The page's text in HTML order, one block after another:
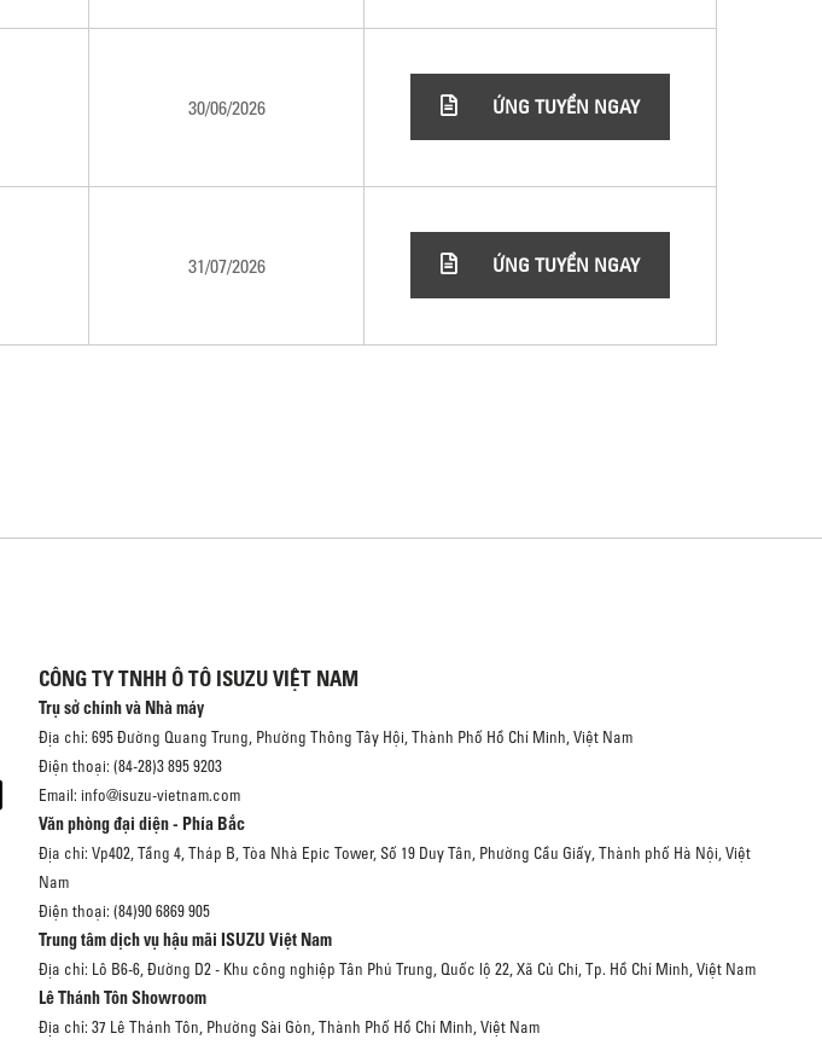
30/06/2026 ỨNG TUYỂN NGAY
31/07/2026 ỨNG TUYỂN NGAY
CÔNG TY TNHH Ô TÔ ISUZU VIỆT NAM
Trụ sở chính và Nhà máy
Địa chỉ: 695 Đường Quang Trung, Phường Thông Tây Hội, Thành Phố Hồ Chí Minh, Việt Nam
Điện thoại: (84-28)3 895 9203
Email: info@isuzu-vietnam.com
Văn phòng đại diện - Phía Bắc
Địa chỉ: Vp402, Tầng 4, Tháp B, Tòa Nhà Epic Tower, Số 19 Duy Tân, Phường Cầu Giấy, Thành phố Hà Nội, Việt
Nam
Điện thoại: (84)90 6869 905
Trung tâm dịch vụ hậu mãi ISUZU Việt Nam
Địa chỉ: Lô B6-6, Đường D2 - Khu công nghiệp Tân Phú Trung, Quốc lộ 22, Xã Củ Chi, Tp. Hồ Chí Minh, Việt Nam
Lê Thánh Tôn Showroom
Địa chỉ: 37 Lê Thánh Tôn, Phường Sài Gòn, Thành Phố Hồ Chí Minh, Việt Nam